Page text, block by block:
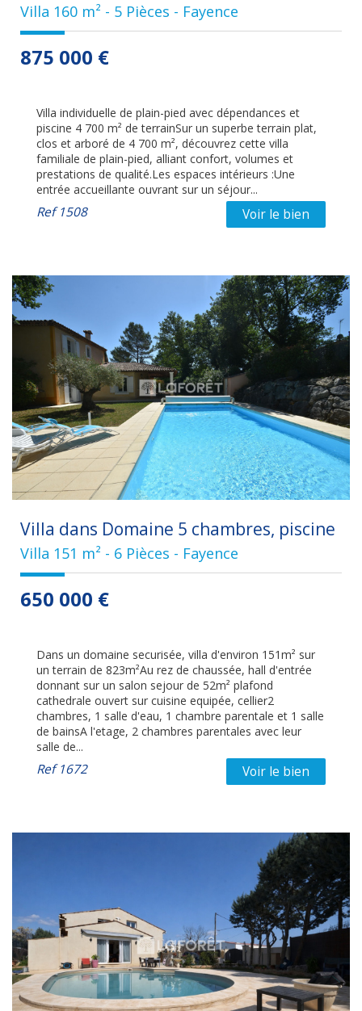
Villa 160 m² - 5 Pièces - Fayence
875 000 €
Villa individuelle de plain-pied avec dépendances et
piscine 4 700 m² de terrainSur un superbe terrain plat,
clos et arboré de 4 700 m², découvrez cette villa
familiale de plain-pied, alliant confort, volumes et
prestations de qualité.Les espaces intérieurs :Une
entrée accueillante ouvrant sur un séjour...
Ref1508 Voir le bien
Villa dans Domaine 5 chambres, piscine
Villa 151 m² - 6 Pièces - Fayence
650 000 €
Dans un domaine securisée, villa d'environ 151m² sur
un terrain de 823m²Au rez de chaussée, hall d'entrée
donnant sur un salon sejour de 52m² plafond
cathedrale ouvert sur cuisine equipée, cellier2
chambres, 1 salle d'eau, 1 chambre parentale et 1 salle
de bainsA l'etage, 2 chambres parentales avec leur
salle de...
Ref1672 Voir le bien